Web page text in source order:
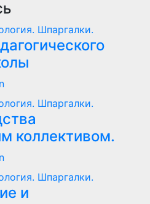
Шпаргалки.
Шпаргалки.
коллективом.
Шпаргалки.
и